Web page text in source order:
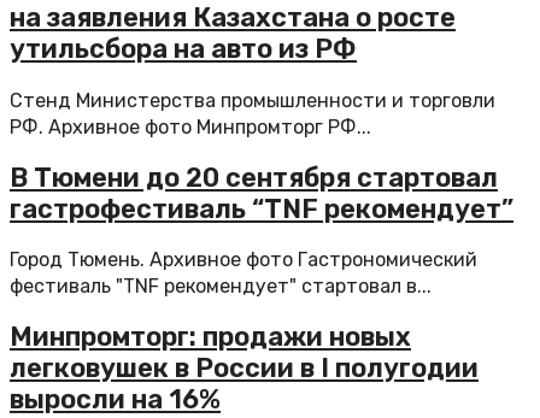
на заявления Казахстана о росте
утильсбора на авто из РФ
Стенд Министерства промышленности и торговли
РФ. Архивное фото Минпромторг РФ...
В Тюмени до 20 сентября стартовал
гастрофестиваль “TNF рекомендует”
Город Тюмень. Архивное фото Гастрономический
фестиваль "TNF рекомендует" стартовал в...
Минпромторг: продажи новых
легковушек в России в I полугодии
выросли на 16%